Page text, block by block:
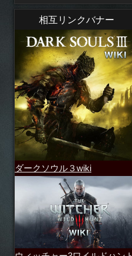
相互リンクバナー
ダークソウル３wiki